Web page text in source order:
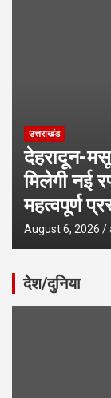
उत्तराखंड
देहरादून-
मिलेगी नई
महत्वपूर्ण
August 6, 2026
देश/दुनिया